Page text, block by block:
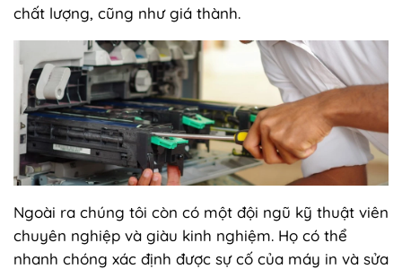
chất lượng, cũng như giá thành.
Ngoài ra chúng tôi còn có một đội ngũ kỹ thuật viên
chuyên nghiệp và giàu kinh nghiệm. Họ có thể
nhanh chóng xác định được sự cố của máy in và sửa